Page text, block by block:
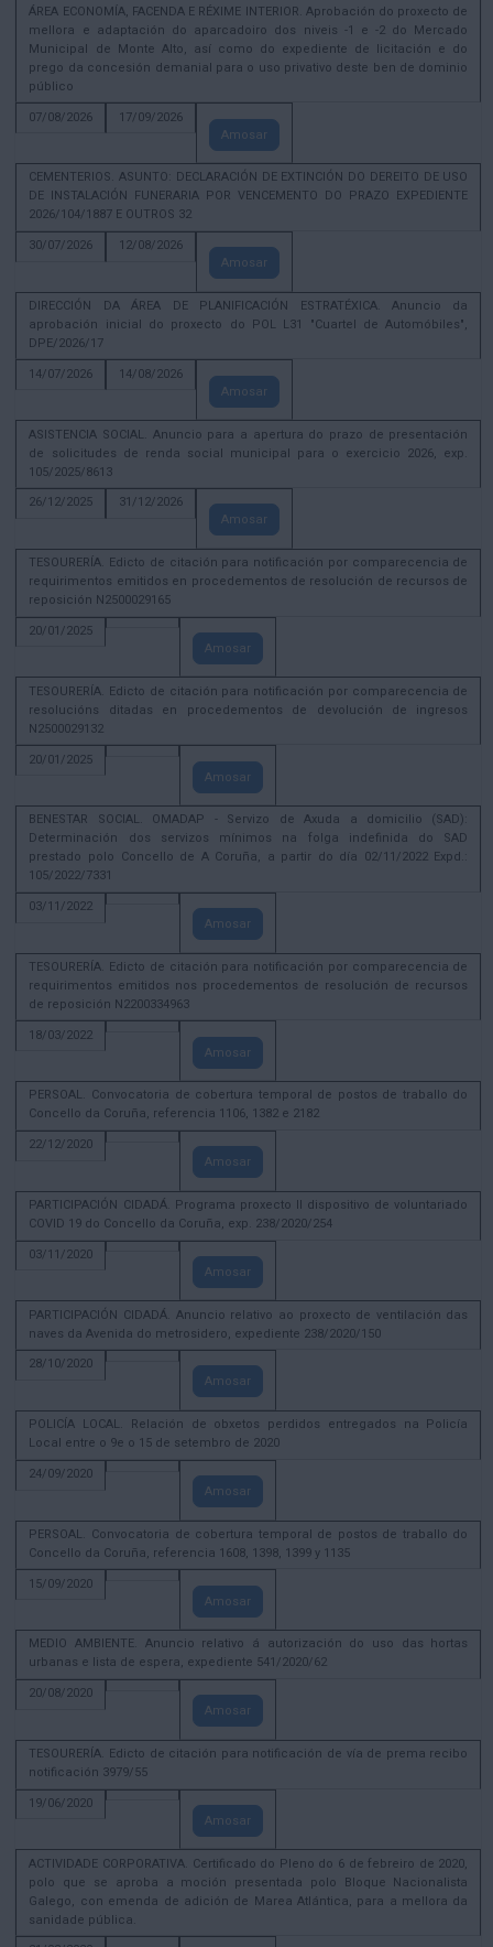
ÁREA ECONOMÍA, FACENDA E RÉXIME INTERIOR. Aprobación do proxecto de
mellora e adaptación do aparcadoiro dos niveis -1 e -2 do Mercado
Municipal de Monte Alto, así como do expediente de licitación e do
prego da concesión demanial para o uso privativo deste ben de dominio
público
07/08/2026
17/09/2026
Amosar
CEMENTERIOS. ASUNTO: DECLARACIÓN DE EXTINCIÓN DO DEREITO DE USO
DE INSTALACIÓN FUNERARIA POR VENCEMENTO DO PRAZO EXPEDIENTE
2026/104/1887 E OUTROS 32
30/07/2026
12/08/2026
Amosar
DIRECCIÓN DA ÁREA DE PLANIFICACIÓN ESTRATÉXICA. Anuncio da
aprobación inicial do proxecto do POL L31 "Cuartel de Automóbiles",
DPE/2026/17
14/07/2026
14/08/2026
Amosar
ASISTENCIA SOCIAL. Anuncio para a apertura do prazo de presentación
de solicitudes de renda social municipal para o exercicio 2026, exp.
105/2025/8613
26/12/2025
31/12/2026
Amosar
TESOURERÍA. Edicto de citación para notificación por comparecencia de
requirimentos emitidos en procedementos de resolución de recursos de
reposición N2500029165
20/01/2025
Amosar
TESOURERÍA. Edicto de citación para notificación por comparecencia de
resolucións ditadas en procedementos de devolución de ingresos
N2500029132
20/01/2025
Amosar
BENESTAR SOCIAL. OMADAP - Servizo de Axuda a domicilio (SAD):
Determinación dos servizos mínimos na folga indefinida do SAD
prestado polo Concello de A Coruña, a partir do día 02/11/2022 Expd.:
105/2022/7331
03/11/2022
Amosar
TESOURERÍA. Edicto de citación para notificación por comparecencia de
requirimentos emitidos nos procedementos de resolución de recursos
de reposición N2200334963
18/03/2022
Amosar
PERSOAL. Convocatoria de cobertura temporal de postos de traballo do
Concello da Coruña, referencia 1106, 1382 e 2182
22/12/2020
Amosar
PARTICIPACIÓN CIDADÁ. Programa proxecto II dispositivo de voluntariado
COVID 19 do Concello da Coruña, exp. 238/2020/254
03/11/2020
Amosar
PARTICIPACIÓN CIDADÁ. Anuncio relativo ao proxecto de ventilación das
naves da Avenida do metrosidero, expediente 238/2020/150
28/10/2020
Amosar
POLICÍA LOCAL. Relación de obxetos perdidos entregados na Policía
Local entre o 9e o 15 de setembro de 2020
24/09/2020
Amosar
PERSOAL. Convocatoria de cobertura temporal de postos de traballo do
Concello da Coruña, referencia 1608, 1398, 1399 y 1135
15/09/2020
Amosar
MEDIO AMBIENTE. Anuncio relativo á autorización do uso das hortas
urbanas e lista de espera, expediente 541/2020/62
20/08/2020
Amosar
TESOURERÍA. Edicto de citación para notificación de vía de prema recibo
notificación 3979/55
19/06/2020
Amosar
ACTIVIDADE CORPORATIVA. Certificado do Pleno do 6 de febreiro de 2020,
polo que se aproba a moción presentada polo Bloque Nacionalista
Galego, con emenda de adición de Marea Atlántica, para a mellora da
sanidade pública.